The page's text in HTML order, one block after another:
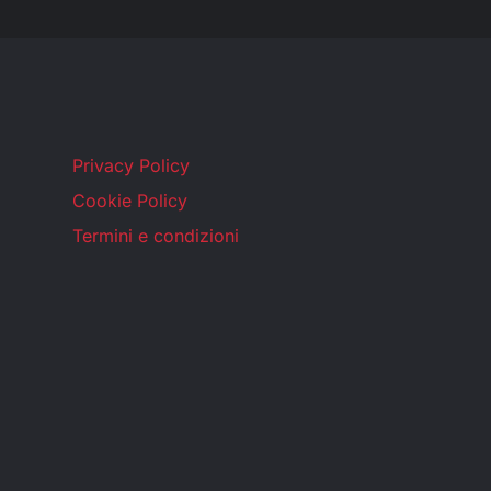
Privacy Policy
Cookie Policy
Termini e condizioni